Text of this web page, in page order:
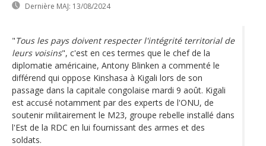
Dernière MAJ: 13/08/2024
"Tous les pays doivent respecter l'intégrité territorial de
leurs voisins", c'est en ces termes que le chef de la
diplomatie américaine, Antony Blinken a commenté le
différend qui oppose Kinshasa à Kigali lors de son
passage dans la capitale congolaise mardi 9 août. Kigali
est accusé notamment par des experts de l'ONU, de
soutenir militairement le M23, groupe rebelle installé dans
l'Est de la RDC en lui fournissant des armes et des
soldats.